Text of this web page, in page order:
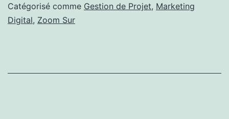
Catégorisé comme Gestion de Projet, Marketing
Digital, Zoom Sur